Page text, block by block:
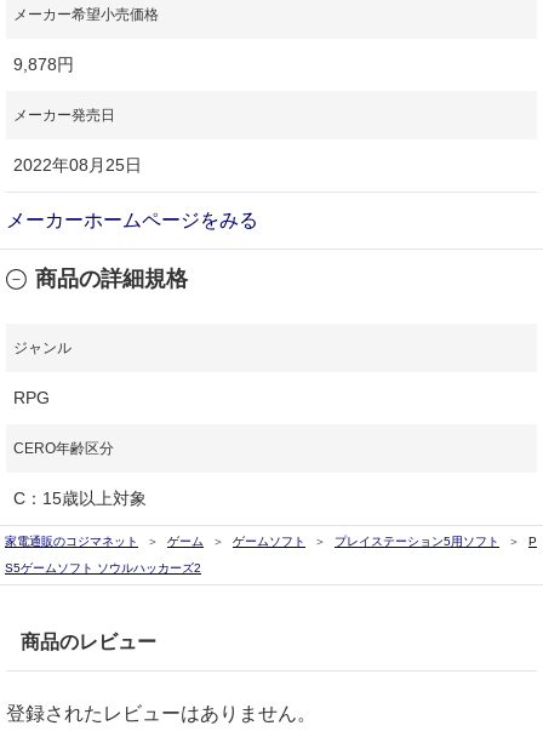
メーカー希望小売価格
9,878円
メーカー発売日
2022年08月25日
メーカーホームページをみる
商品の詳細規格
ジャンル
RPG
CERO年齢区分
C：15歳以上対象
家電通販のコジマネット ゲーム ゲームソフト プレイステーション5用ソフト
P
S5ゲームソフト ソウルハッカーズ2
商品のレビュー
登録されたレビューはありません。